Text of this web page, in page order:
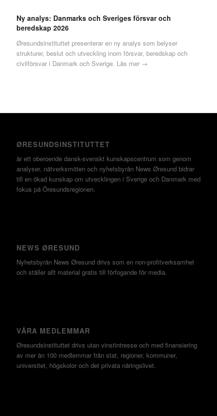
Ny analys: Danmarks och Sveriges försvar och
beredskap 2026
Øresundsinstituttet presenterar en ny analys som belyser
strukturer, beslut och utveckling inom försvar, beredskap och
civilförsvar i Danmark och Sverige. Läs mer →
ØRESUNDSINSTITUTTET
är ett oberoende dansk-svenskt kunskapscentrum som genom
analyser, nätverksmöten och nyhetsbyrån News Øresund bidrar
till en ökad kunskap om utvecklingen i Sverige och Danmark med
fokus på Öresundsregionen.
NEWS ØRESUND
Nyhetsbyrån News Øresund drivs som en non-profitverksamhet
och ställer allt material gratis till förfogande för media.
VÅRA MEDLEMMAR
Øresundsinstituttet drivs utan vinst­intresse och med finansiering
av mer än 100 medlemmar från stat, regioner, kommuner,
universitet, högskolor och det privata näringslivet.